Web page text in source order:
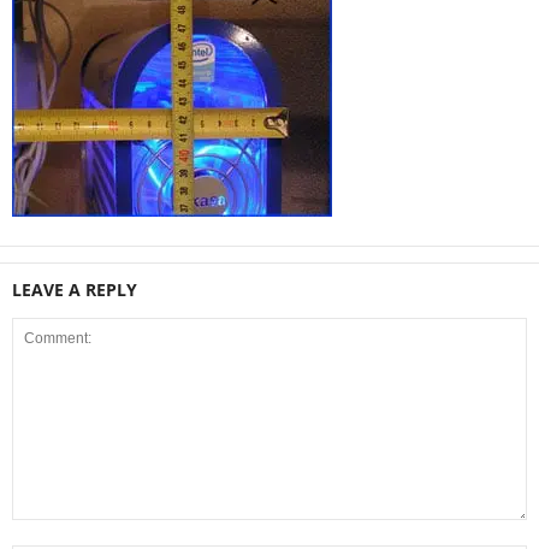
LEAVE A REPLY